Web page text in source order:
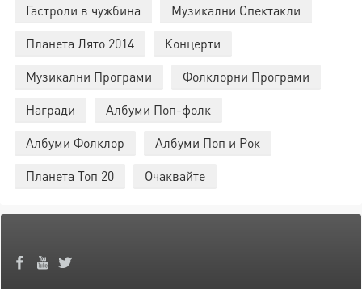
Гастроли в чужбина
Музикални Спектакли
Планета Лято 2014
Концерти
Музикални Програми
Фолклорни Програми
Награди
Албуми Поп-фолк
Албуми Фолклор
Албуми Поп и Рок
Планета Топ 20
Очаквайте